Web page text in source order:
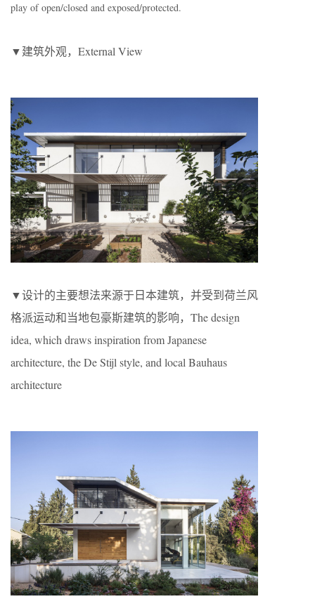
play of open/closed and exposed/protected.
▼建筑外观，External View
▼设计的主要想法来源于日本建筑，并受到荷兰风
格派运动和当地包豪斯建筑的影响，The design
idea, which draws inspiration from Japanese
architecture, the De Stijl style, and local Bauhaus
architecture